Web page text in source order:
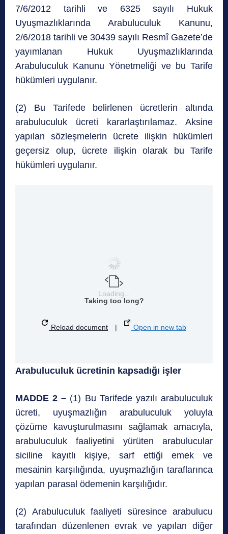
7/6/2012 tarihli ve 6325 sayılı Hukuk
Uyuşmazlıklarında Arabuluculuk Kanunu,
2/6/2018 tarihli ve 30439 sayılı Resmî Gazete’de
yayımlanan Hukuk Uyuşmazlıklarında
Arabuluculuk Kanunu Yönetmeliği ve bu Tarife
hükümleri uygulanır.
(2) Bu Tarifede belirlenen ücretlerin altında
arabuluculuk ücreti kararlaştırılamaz. Aksine
yapılan sözleşmelerin ücrete ilişkin hükümleri
geçersiz olup, ücrete ilişkin olarak bu Tarife
hükümleri uygulanır.
Loading...
Taking too long?
Reload document | Open in new tab
Arabuluculuk ücretinin kapsadığı işler
MADDE 2 – (1) Bu Tarifede yazılı arabuluculuk
ücreti, uyuşmazlığın arabuluculuk yoluyla
çözüme kavuşturulmasını sağlamak amacıyla,
arabuluculuk faaliyetini yürüten arabulucular
siciline kayıtlı kişiye, sarf ettiği emek ve
mesainin karşılığında, uyuşmazlığın taraflarınca
yapılan parasal ödemenin karşılığıdır.
(2) Arabuluculuk faaliyeti süresince arabulucu
tarafından düzenlenen evrak ve yapılan diğer